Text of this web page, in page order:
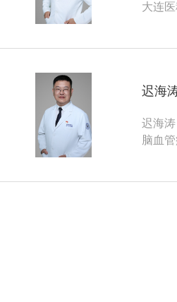
大连
迟海
迟海涛 从事神经内科临床、教学和科研工作20年，神经内科副主任，副主任医师，大连大学硕士研究生导师。擅长
脑血